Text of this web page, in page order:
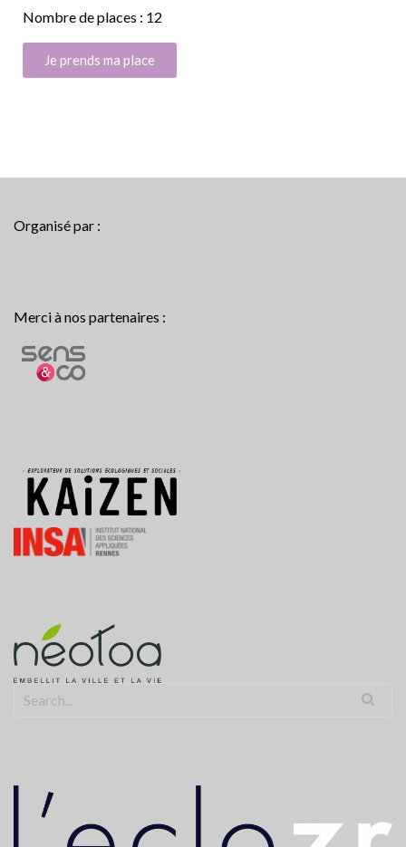
Nombre de places : 12
Je prends ma place
Organisé par :
Merci à nos partenaires :